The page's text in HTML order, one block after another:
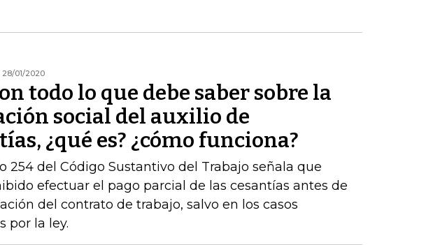
28/01/2020
todo lo que debe saber sobre la
social del auxilio de
¿qué es? ¿cómo funciona?
254 del Código Sustantivo del Trabajo señala que
efectuar el pago parcial de las cesantías antes de
del contrato de trabajo, salvo en los casos
por la ley.